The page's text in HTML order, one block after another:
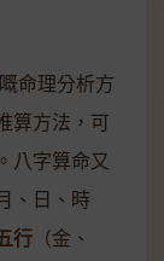
命理分析方
算方法，可
八字算命又
、日、時
行 （金、